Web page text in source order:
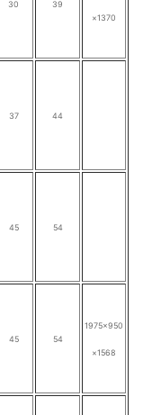
30 39
×1370
37 44
45 54
45 54
1975×950
×1568